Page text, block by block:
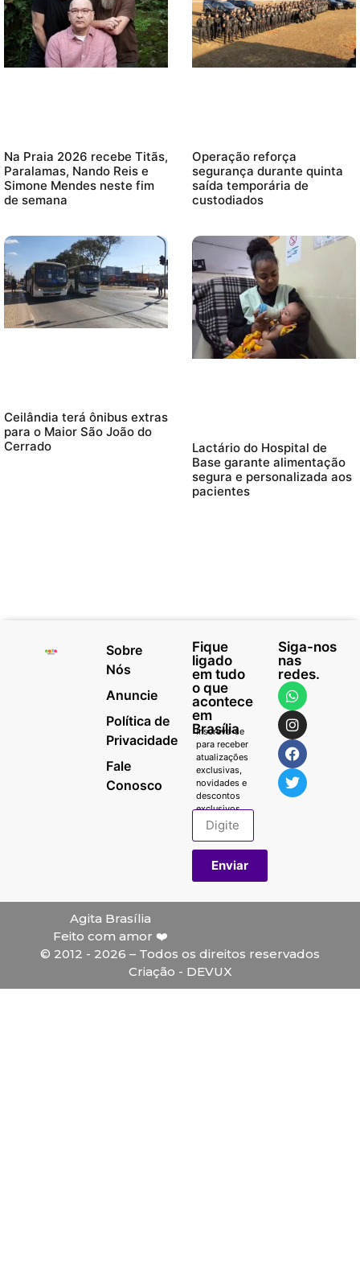
Na Praia 2026 recebe Titãs,
Paralamas, Nando Reis e
Simone Mendes neste fim
de semana
Operação reforça
segurança durante quinta
saída temporária de
custodiados
Ceilândia terá ônibus extras
para o Maior São João do
Cerrado
Lactário do Hospital de
Base garante alimentação
segura e personalizada aos
pacientes
Sobre
Nós
Anuncie
Política de
Privacidade
Fale
Conosco
Fique
ligado
em tudo
o que
acontece
em
Brasília
Inscreva-se
para receber
atualizações
exclusivas,
novidades e
descontos
exclusivos.
Enviar
Siga-nos
nas
redes.
Agita Brasília
Feito com amor ❤️
© 2012 - 2026 – Todos os direitos reservados
Criação - DEVUX